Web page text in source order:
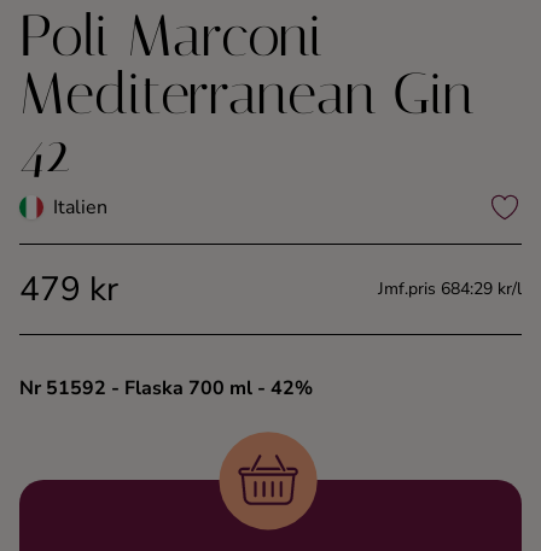
Likör
Rom
Tequila
Vodka
Poli Marconi
Mediterranean Gin
42
Italien
479 kr Jmf.pris 684:29 kr/l
Nr 51592 - Flaska 700 ml - 42%